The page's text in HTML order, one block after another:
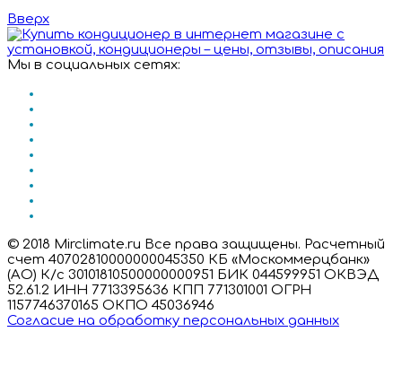
Вверх
Мы в социальных сетях:
© 2018 Mirclimate.ru Все права защищены. Расчетный
счет 40702810000000045350 КБ «Москоммерцбанк»
(АО) К/с 30101810500000000951 БИК 044599951 ОКВЭД
52.61.2 ИНН 7713395636 КПП 771301001 ОГРН
1157746370165 ОКПО 45036946
Согласие на обработку персональных данных